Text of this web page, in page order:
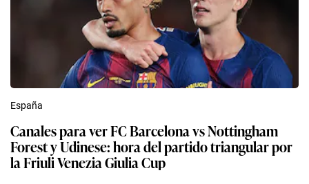
España
Canales para ver FC Barcelona vs Nottingham
Forest y Udinese: hora del partido triangular por
la Friuli Venezia Giulia Cup